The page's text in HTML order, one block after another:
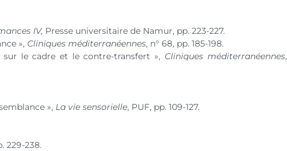
IV, Presse universitaire de Namur, pp. 223-227.
», Cliniques méditerranéennes, n° 68, pp. 185-198.
sur le cadre et le contre-transfert », Cliniques méditerranéennes,
», La vie sensorielle, PUF, pp. 109-127.
229-238.